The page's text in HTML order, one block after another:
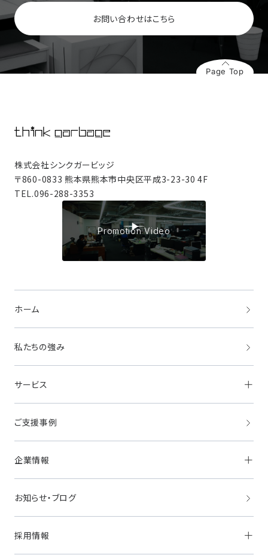
お問い合わせはこちら
Page Top
株式会社シンクガービッジ
〒860-0833 熊本県熊本市中央区平成3-23-30 4F
TEL.096-288-3353
Promotion Video
ホーム
私たちの強み
サービス
採用支援
ビジネスマーケティング
サステナブルマーケティング「ASO＆Co.」
海外展開支援
クロスボーダー・
「GlobalMe」
Instagram
ご支援事例
企業情報
経営理念・ビジョン
アクセス
お知らせ・ブログ
採用情報